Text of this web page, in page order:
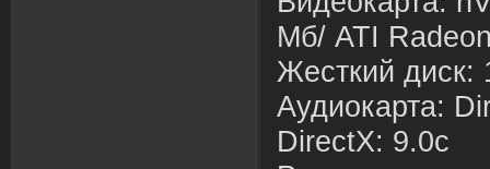
Мб/ ATI
Жесткий диск:
Аудиокарта:
DirectX: 9.0с